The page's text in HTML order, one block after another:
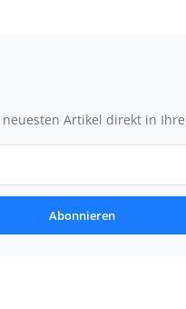
Artikel direkt in
Abonnieren